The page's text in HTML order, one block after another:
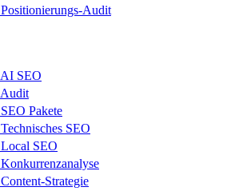
Positionierungs-Audit
AI SEO
Audit
SEO Pakete
Technisches SEO
Local SEO
Konkurrenzanalyse
Content-Strategie